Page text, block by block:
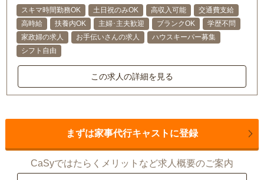
スキマ時間勤務OK 土日祝のみOK 高収入可能
交通費支給
高時給
扶養内OK 主婦･主夫歓迎 ブランクOK
学歴不問
家政婦の求人
お手伝いさんの求人
ハウスキーパー募集
シフト自由
この求人の詳細を見る
まずは家事代行キャストに登録
CaSyではたらくメリットなど求人概要のご案内